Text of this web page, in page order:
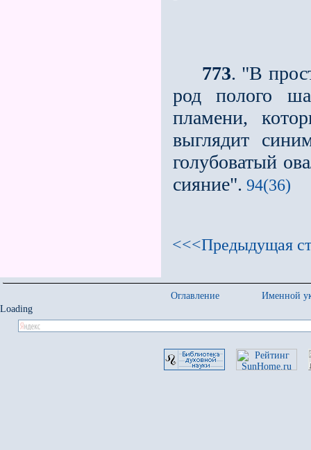
773. "В
род полого
пламени,
выглядит
голубоватый
сияние". 94(36)
<<<Предыдущая
Оглавление
Именной
Loading